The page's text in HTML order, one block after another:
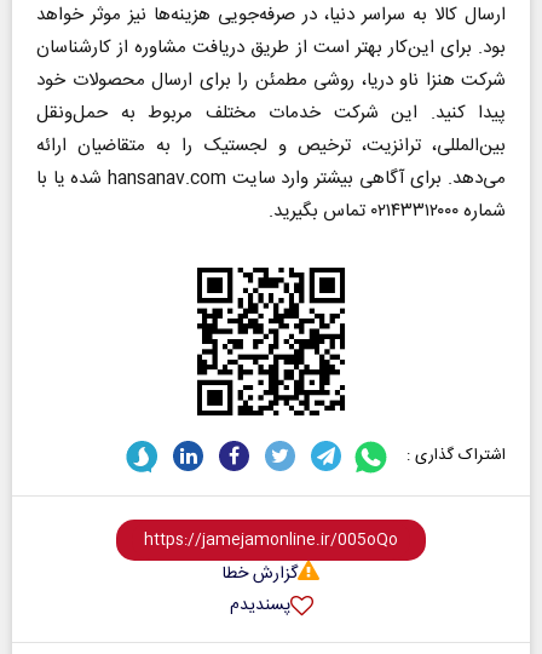
ارسال کالا به سراسر دنیا، در صرفه‌جویی هزینه‌ها نیز موثر خواهد
بود. برای این‌کار بهتر است از طریق دریافت مشاوره از کارشناسان
شرکت هنزا ناو دریا، روشی مطمئن را برای ارسال محصولات خود
پیدا کنید. این شرکت خدمات مختلف مربوط به حمل‌و‌نقل
بین‌المللی، ترانزیت، ترخیص و لجستیک را به متقاضیان ارائه
می‌دهد. برای آگاهی بیشتر وارد سایت hansanav.com شده یا با
شماره ۰۲۱۴۳۳۱۲۰۰۰ تماس بگیرید.
اشتراک گذاری :
گزارش خطا
پسندیدم